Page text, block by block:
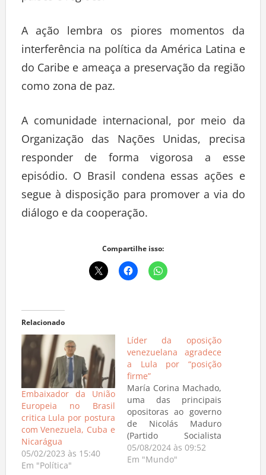
A ação lembra os piores momentos da
interferência na política da América Latina e
do Caribe e ameaça a preservação da região
como zona de paz.
A comunidade internacional, por meio da
Organização das Nações Unidas, precisa
responder de forma vigorosa a esse
episódio. O Brasil condena essas ações e
segue à disposição para promover a via do
diálogo e da cooperação.
Compartilhe isso:
Relacionado
Embaixador da União
Europeia no Brasil
critica Lula por postura
com Venezuela, Cuba e
Nicarágua
05/02/2023 às 15:40
Em "Política"
Líder da oposição
venezuelana agradece
a Lula por “posição
firme”
María Corina Machado,
uma das principais
opositoras ao governo
de Nicolás Maduro
(Partido Socialista
Unido da Venezuela,
esquerda) na
05/08/2024 às 09:52
Em "Mundo"